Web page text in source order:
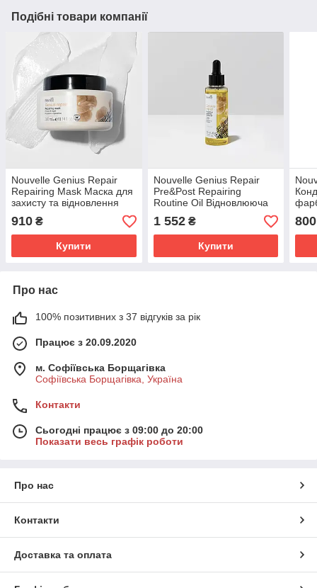
Подібні товари компанії
Nouvelle Genius Repair
Repairing Mask Маска для
захисту та відновлення
волосся 300 мл.
910 ₴
Купити
Nouvelle Genius Repair
Pre&Post Repairing
Routine Oil Відновлююча
олія для захисту волосся
100 мл.
1 552₴
Купити
мл.
800
Про нас
100% позитивних з 37 відгуків за рік
Працює з 20.09.2020
м. Софіївська Борщагівка
Софіївська Борщагівка, Україна
Контакти
Сьогодні працює з 09:00 до 20:00
Показати весь графік роботи
Про нас
Контакти
Доставка та оплата